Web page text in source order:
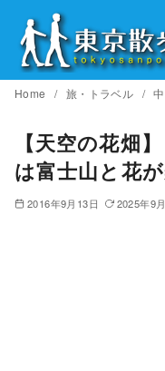
ンHome 旅・トラベル
【天空の花畑
は富士山と花
2016年9月13日 2025年9